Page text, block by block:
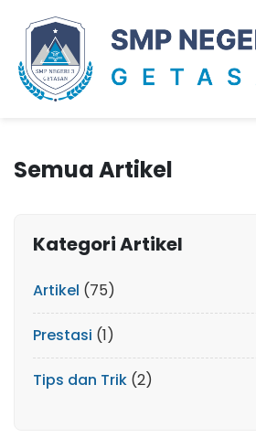
Semua Artikel
Kategori Artikel
Artikel (75)
Prestasi (1)
Tips dan Trik (2)